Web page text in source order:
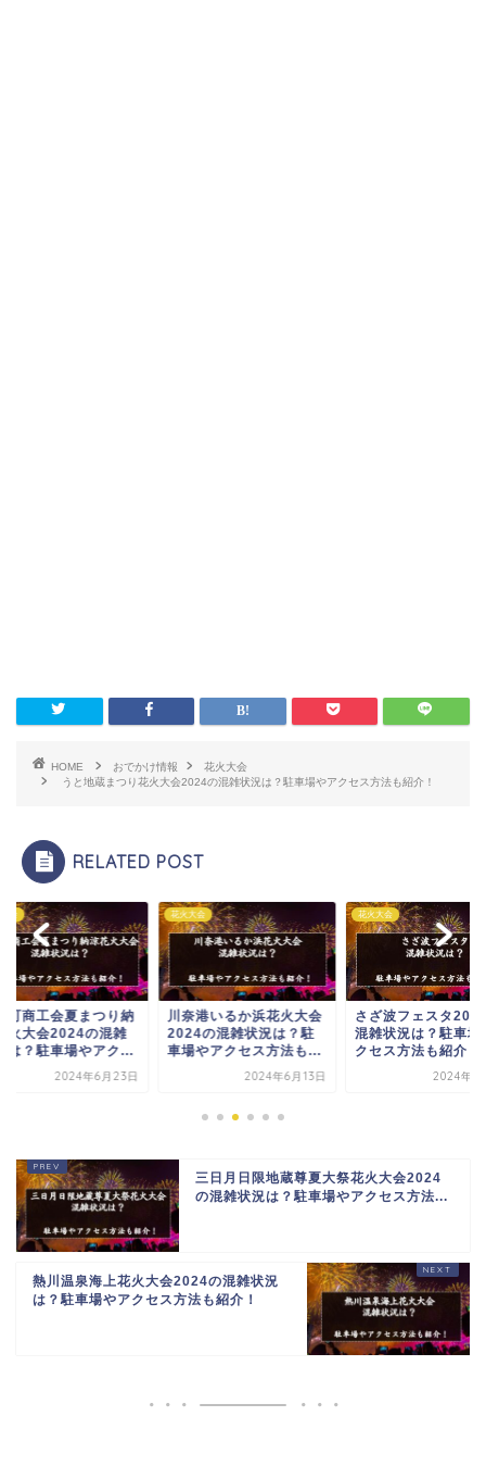
HOME おでかけ情報
花火大会
うと地蔵まつり花火大会2024の混雑状況は？駐車場やアクセス方法も紹介！
RELATED POST
町商工会夏まつり納
火大会2024の混雑
は？駐車場やアク...
2024年6月23日
花火大会
川奈港いるか浜花火大会
2024の混雑状況は？駐
車場やアクセス方法も...
2024年6月13日
花火大会
さざ波フェスタ
混雑状況は？駐車場
クセス方法も紹介！
2024年6
三日月日限地蔵尊夏大祭花火大会2024
の混雑状況は？駐車場やアクセス方法...
熱川温泉海上花火大会2024の混雑状況
は？駐車場やアクセス方法も紹介！